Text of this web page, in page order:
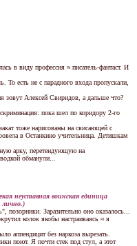
в виду профессия ≈ писатель-фантаст. И
есть не с парадного входа пропускали,
зовут Алексей Свиридов, а дальше что?
пока шел по коридору 2-го
тоже нарисованы на свисающей с
в Останкино учительница. Детишкам
арку, перетендующую на
обманули...
неуставная воинская единица
лично.)
Заразительно оно оказалось...
колок якобы настраиваясь ≈ я
аппендицит без наркоза вырезать.
поют. Я почти стек под стул, а этот